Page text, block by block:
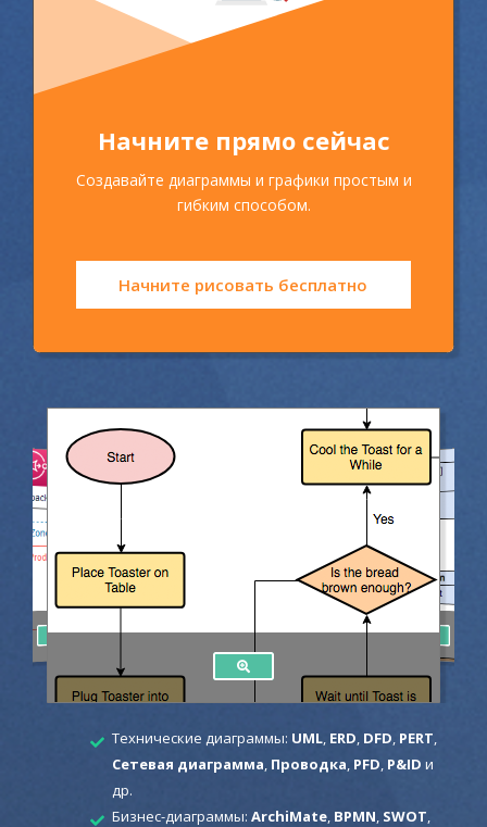
Начните прямо сейчас
Создавайте диаграммы и графики простым и
гибким способом.
Начните рисовать бесплатно
Технические диаграммы: UML, ERD DFD PERT
Сетевая диаграмма Проводка PFD P&ID и
др.
Бизнес-диаграммы: ArchiMate, BPMN SWOT